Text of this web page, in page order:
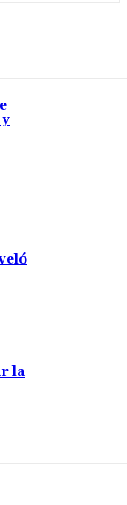
la